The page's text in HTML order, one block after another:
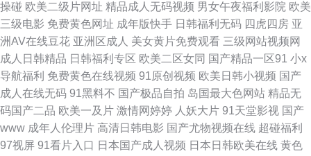
操碰 欧美二级片网址 精品成人无码视频 男女午夜福利影院 欧美
三级电影 免费黄色网址 成年版快手 日韩福利无码 四虎四房 亚
洲AV在线豆花 亚洲区成人 美女黄片免费观看 三级网站视频网
成人日韩精品 日韩福利专区 欧美二区女同 国产精品一区91 小x
导航福利 免费黄色在线视频 91原创视频 欧美日韩小视频 国产
成人在线无码 91黑料不 国产极品自拍 岛国最大色网站 精品无
码国产二品 欧美一及片 激情网婷婷 人妖大片 91天堂影视 国产
www 成年人伦理片 高清日韩电影 国产尤物视频在线 超碰福利
97视屏 91看片入口 日本国产成人视频 日本日韩欧美在线 黄色